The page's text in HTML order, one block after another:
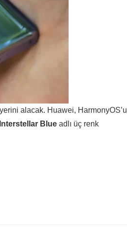
alacak. Huawei, HarmonyOS’u
Blue adlı üç renk